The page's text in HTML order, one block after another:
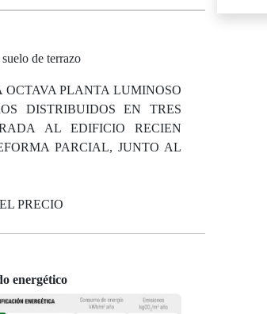
de terrazo
PLANTA LUMINOSO
DISTRIBUIDOS EN TRES
AL EDIFICIO RECIEN
PARCIAL, JUNTO AL
PRECIO
energético